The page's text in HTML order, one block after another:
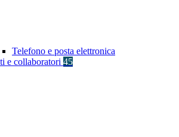
Telefono e posta elettronica
e collaboratori 45